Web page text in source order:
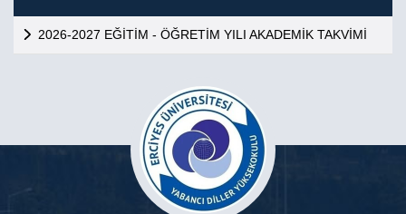
2026-2027 EĞİTİM - ÖĞRETİM YILI AKADEMİK TAKVİMİ